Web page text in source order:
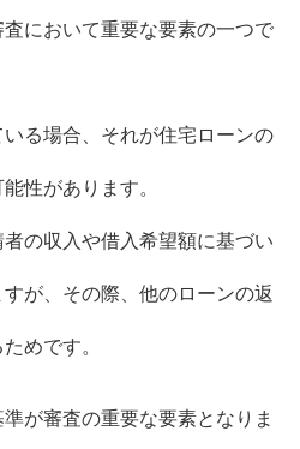
において重要な要素の一つで
る場合、それが住宅ローンの
性があります。
の収入や借入希望額に基づい
が、その際、他のローンの返
めです。
が審査の重要な要素となりま